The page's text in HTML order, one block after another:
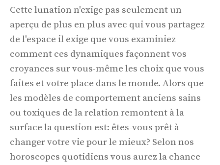
Cette lunation n'exige pas seulement un
aperçu de plus en plus avec qui vous partagez
de l'espace il exige que vous examiniez
comment ces dynamiques façonnent vos
croyances sur vous-même les choix que vous
faites et votre place dans le monde. Alors que
les modèles de comportement anciens sains
ou toxiques de la relation remontent à la
surface la question est: êtes-vous prêt à
changer votre vie pour le mieux? Selon nos
horoscopes quotidiens vous aurez la chance